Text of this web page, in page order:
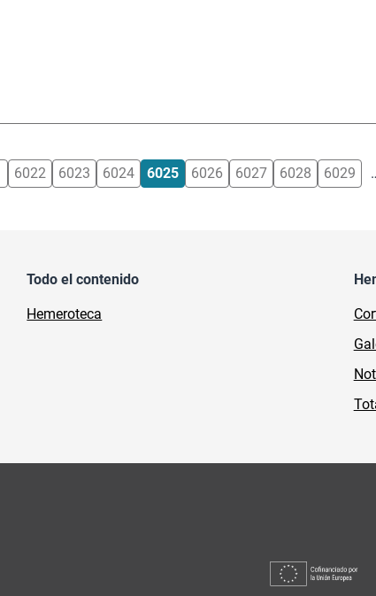
6022 6023 6024 6025 6026 6027 6028 6029
Todo el contenido
Hemeroteca